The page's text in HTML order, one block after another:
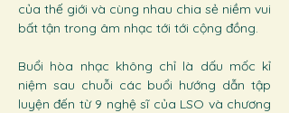
của thế giới và cùng nhau chia sẻ niềm vui
bất tận trong âm nhạc tới tới cộng đồng.
Buổi hòa nhạc không chỉ là dấu mốc kỉ
niệm sau chuỗi các buổi hướng dẫn tập
luyện đến từ 9 nghệ sĩ của LSO và chương